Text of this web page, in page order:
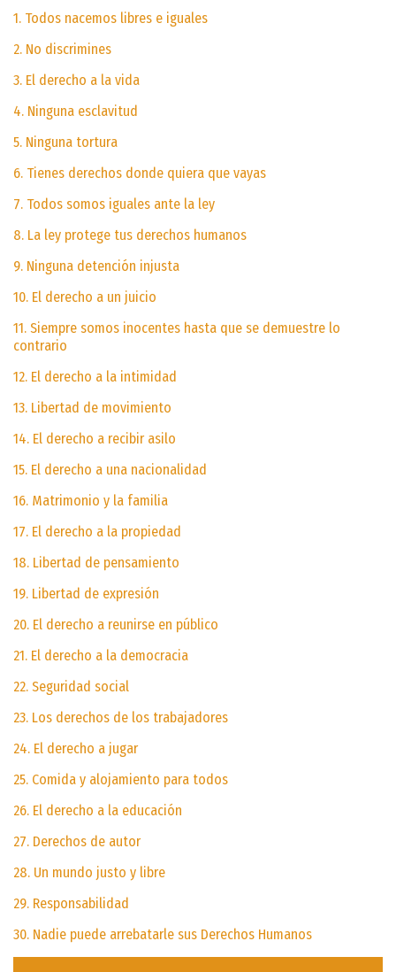
1. Todos nacemos libres e iguales
2. No discrimines
3. El derecho a la vida
4. Ninguna esclavitud
5. Ninguna tortura
6. Tienes derechos donde quiera que vayas
7. Todos somos iguales ante la ley
8. La ley protege tus derechos humanos
9. Ninguna detención injusta
10. El derecho a un juicio
11. Siempre somos inocentes hasta que se demuestre lo
contrario
12. El derecho a la intimidad
13. Libertad de movimiento
14. El derecho a recibir asilo
15. El derecho a una nacionalidad
16. Matrimonio y la familia
17. El derecho a la propiedad
18. Libertad de pensamiento
19. Libertad de expresión
20. El derecho a reunirse en público
21. El derecho a la democracia
22. Seguridad social
23. Los derechos de los trabajadores
24. El derecho a jugar
25. Comida y alojamiento para todos
26. El derecho a la educación
27. Derechos de autor
28. Un mundo justo y libre
29. Responsabilidad
30. Nadie puede arrebatarle sus Derechos Humanos